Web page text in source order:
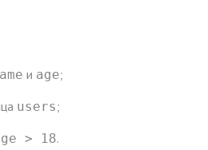
и age;
users;
> 18.